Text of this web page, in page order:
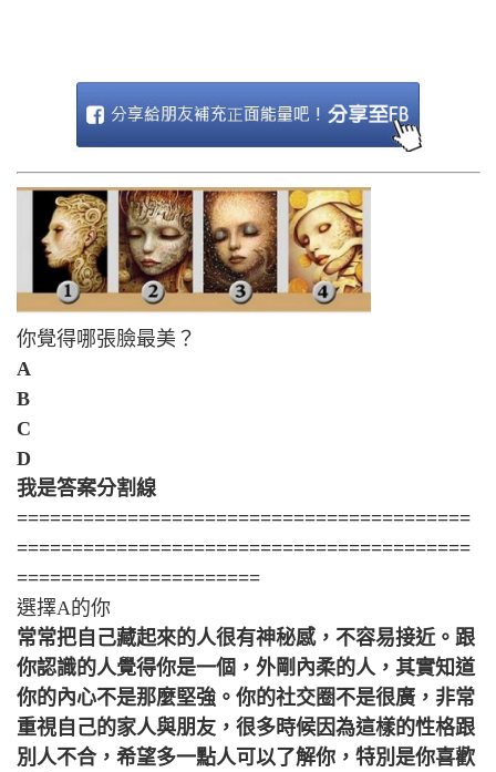
你覺得哪張臉最美？
A
B
C
D
我是答案分割線
=========================================
=========================================
======================
選擇A的你
常常把自己藏起來的人很有神秘感，不容易接近。跟
你認識的人覺得你是一個，外剛內柔的人，其實知道
你的內心不是那麼堅強。你的社交圈不是很廣，非常
重視自己的家人與朋友，很多時候因為這樣的性格跟
別人不合，希望多一點人可以了解你，特別是你喜歡